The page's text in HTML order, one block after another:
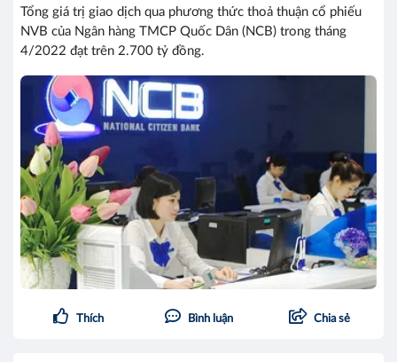
Tổng giá trị giao dịch qua phương thức thoả thuận cổ phiếu
NVB của Ngân hàng TMCP Quốc Dân (NCB) trong tháng
4/2022 đạt trên 2.700 tỷ đồng.
Thích Bình luận Chia sẻ